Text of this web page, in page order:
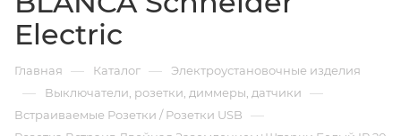
Electric
Главная — Каталог — Электроустановочные изделия
— Выключатели, розетки, диммеры, датчики —
Встраиваемые Розетки / Розетки USB —